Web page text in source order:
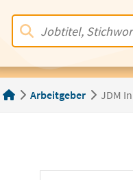
Arbeitgeber JDM